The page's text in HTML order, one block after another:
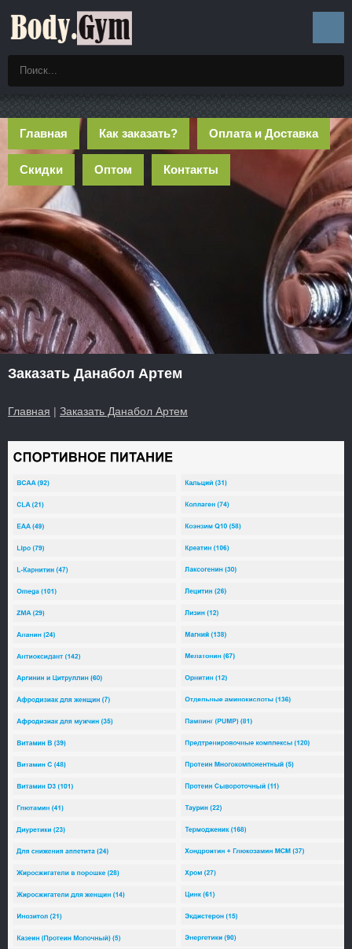
Главная Как заказать? Оплата и Доставка
Скидки Оптом Контакты
Заказать Данабол Артем
Главная | Заказать Данабол Артем